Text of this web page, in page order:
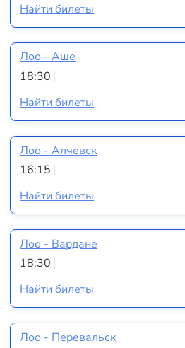
Найти билеты
Лоо - Аше
18:30
Найти билеты
Лоо - Алчевск
16:15
Найти билеты
Лоо - Вардане
18:30
Найти билеты
Лоо - Перевальск